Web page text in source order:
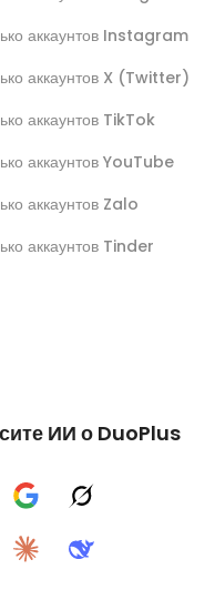
аккаунтов Instagram
аккаунтов X (Twitter)
аккаунтов TikTok
аккаунтов YouTube
аккаунтов Zalo
аккаунтов Tinder
ИИ о DuoPlus
Google AIGrok
ClaudeDeepSeek